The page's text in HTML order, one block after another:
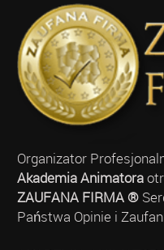
Organizator
Akademia Animatora
ZAUFANA FIRMA ®
Państwa Opinie i